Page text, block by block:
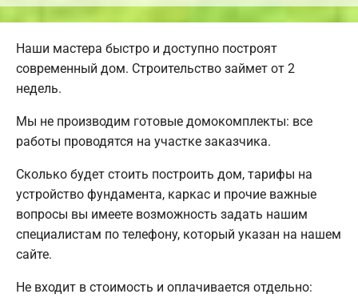
Наши мастера быстро и доступно построят
современный дом. Строительство займет от 2
недель.
Мы не производим готовые домокомплекты: все
работы проводятся на участке заказчика.
Сколько будет стоить построить дом, тарифы на
устройство фундамента, каркас и прочие важные
вопросы вы имеете возможность задать нашим
специалистам по телефону, который указан на нашем
сайте.
Не входит в стоимость и оплачивается отдельно: